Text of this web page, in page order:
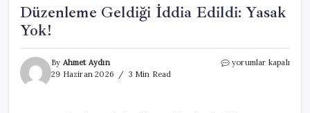
Düzenleme Geldiği İddia Edildi: Yasak
Yok!
By Ahmet Aydın
29 Haziran 2026
3 Min Read
Araç
yorumlar kapalı